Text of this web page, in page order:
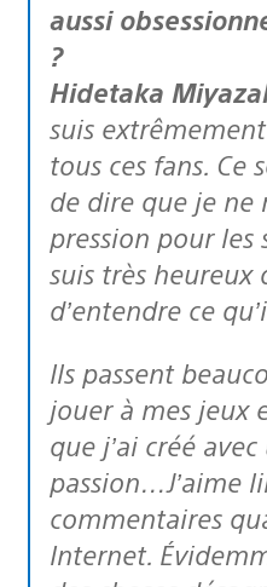
aussi
?
Hidetaka
suis
tous ces fans. Ce
de dire que je ne
pression pour les
suis très heureux
d’entendre ce
Ils passent beaucoup de temps à
jouer à mes jeux
que j’ai créé
passion…J’aime
commentaires
Internet.